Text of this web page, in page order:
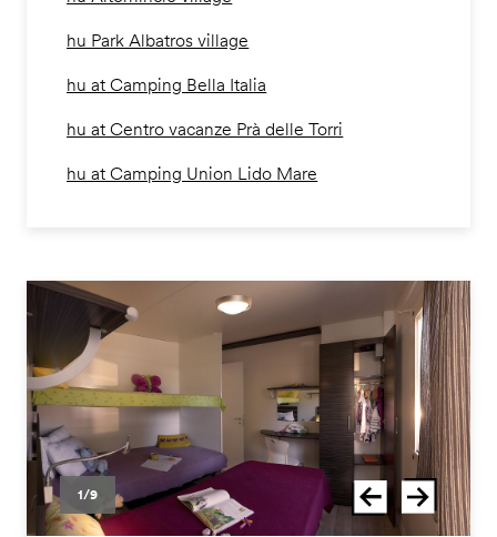
hu Park Albatros village
hu at Camping Bella Italia
hu at Centro vacanze Prà delle Torri
hu at Camping Union Lido Mare
1/9